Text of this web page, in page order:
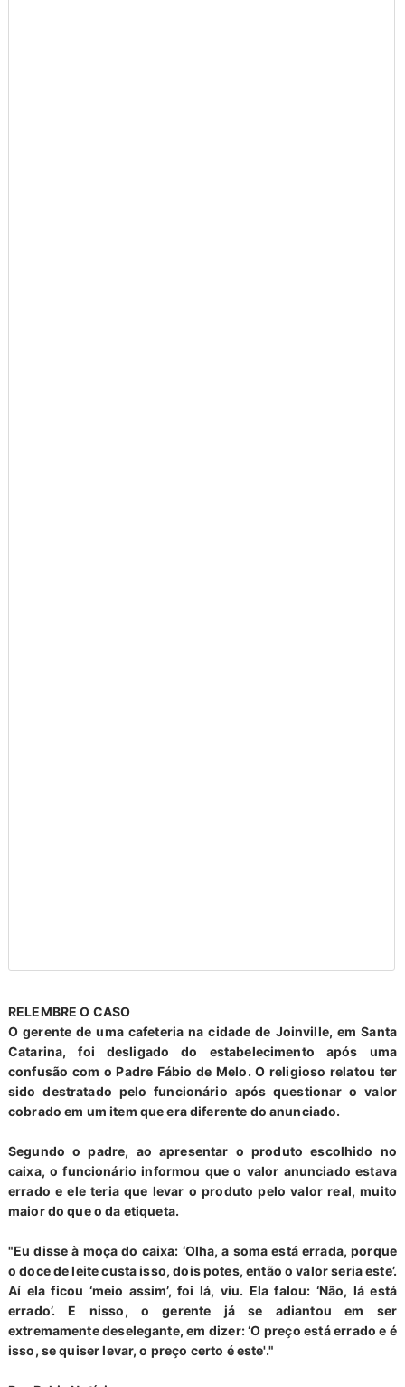
RELEMBRE O CASO
O gerente de uma cafeteria na cidade de Joinville, em Santa
Catarina, foi desligado do estabelecimento após uma
confusão com o Padre Fábio de Melo. O religioso relatou ter
sido destratado pelo funcionário após questionar o valor
cobrado em um item que era diferente do anunciado.
Segundo o padre, ao apresentar o produto escolhido no
caixa, o funcionário informou que o valor anunciado estava
errado e ele teria que levar o produto pelo valor real, muito
maior do que o da etiqueta.
"Eu disse à moça do caixa: ‘Olha, a soma está errada, porque
o doce de leite custa isso, dois potes, então o valor seria este’.
Aí ela ficou ‘meio assim’, foi lá, viu. Ela falou: ‘Não, lá está
errado’. E nisso, o gerente já se adiantou em ser
extremamente deselegante, em dizer: ‘O preço está errado e é
isso, se quiser levar, o preço certo é este'."